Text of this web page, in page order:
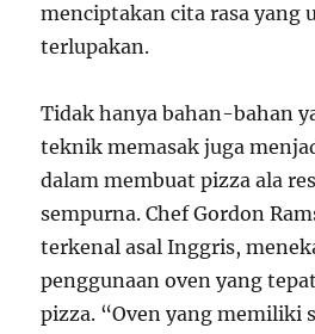
menciptakan cita rasa yang
terlupakan.
Tidak hanya bahan-bahan
teknik memasak juga
dalam membuat pizza ala
sempurna. Chef Gordon
terkenal asal Inggris,
penggunaan oven yang
pizza. “Oven yang memiliki